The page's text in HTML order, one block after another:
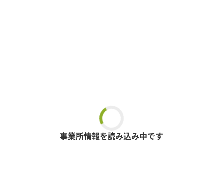
事業所情報を読み込み中です